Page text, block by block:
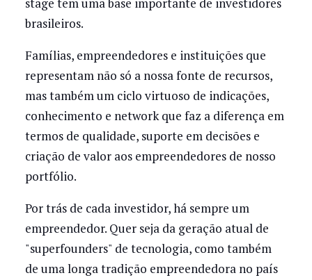
brasileiros.
Famílias, empreendedores e instituições que
representam não só a nossa fonte de recursos,
mas também um ciclo virtuoso de indicações,
conhecimento e network que faz a diferença em
termos de qualidade, suporte em decisões e
criação de valor aos empreendedores de nosso
portfólio.
Por trás de cada investidor, há sempre um
empreendedor. Quer seja da geração atual de
"superfounders" de tecnologia, como também
de uma longa tradição empreendedora no país